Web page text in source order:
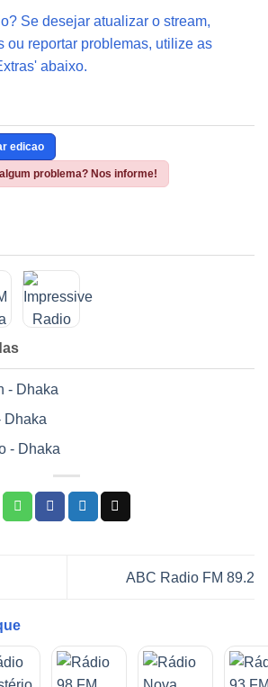
Se desejar atualizar o stream,
ou reportar problemas, utilize as
abaixo.
edicao
problema? Nos informe!
- Dhaka
Dhaka
- Dhaka
ABC Radio FM 89.2